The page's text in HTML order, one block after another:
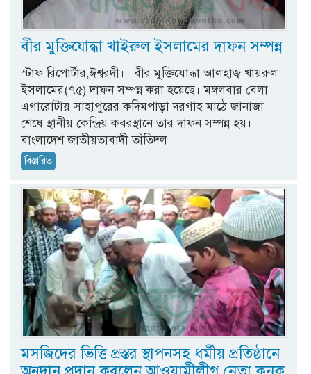
বীর মুক্তিযোদ্ধা খাইরুল ইসলামের দাফন সম্পন্ন
স্টাফ রিপোর্টার,ঈশ্বরদী।। বীর মুক্তিযোদ্ধা আলহাজ্ব খায়রুল
ইসলামের(৭৫) দাফন সম্পন্ন করা হয়েছে। মঙ্গলবার বেলা
এগারোটায় সাহাপুরের কদিমপাড়া দরগাহ মাঠে জানাজা
শেষে স্থানীয় কেন্দ্রিয় কবরস্থানে তার দাফন সম্পন্ন হয়।
বাংলাদেশ জাতীয়তাবাদী তাঁতিদল
বিস্তারিত
মসজিদের ভিত্তি প্রস্তর স্থাপনসহ ধর্মীয় প্রতিষ্ঠানে